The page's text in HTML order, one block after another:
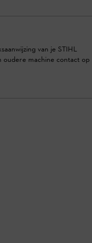
van je STIHL
oudere machine contact op